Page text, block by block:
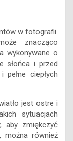
w fotografii.
znacząco
wykonywane o
słońca i przed
ciepłych
jest ostre i
sytuacjach
aby zmiękczyć
można również